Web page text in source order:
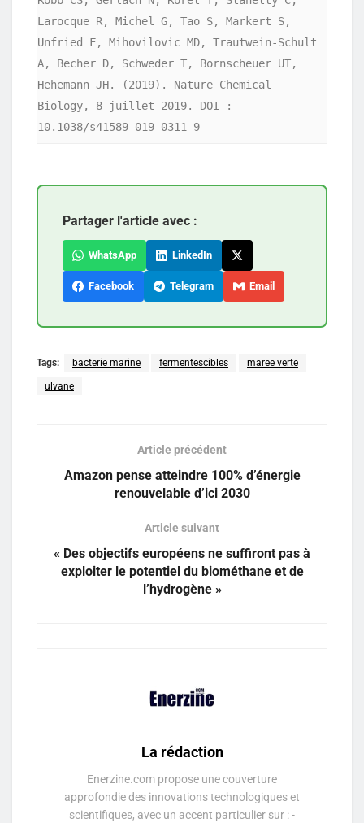
Larocque R, Michel G, Tao S, Markert S,
Unfried F, Mihovilovic MD, Trautwein-Schult
A, Becher D, Schweder T, Bornscheuer UT,
Hehemann JH. (2019). Nature Chemical
Biology, 8 juillet 2019. DOI :
10.1038/s41589-019-0311-9
Partager l'article avec :
WhatsApp LinkedIn
Facebook Telegram Email
Tags: bacterie marine fermentescibles maree verte
ulvane
Article précédent
Amazon pense atteindre 100% d’énergie
renouvelable d’ici 2030
Article suivant
« Des objectifs européens ne suffiront pas à
exploiter le potentiel du biométhane et de
l’hydrogène »
La rédaction
Enerzine.com propose une couverture
approfondie des innovations technologiques et
scientifiques, avec un accent particulier sur : -